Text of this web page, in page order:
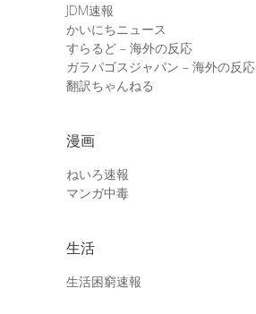
JDM速報
かいにちニュース
すらるど – 海外の反応
ガラパゴスジャパン – 海外の反応
翻訳ちゃんねる
漫画
ねいろ速報
マンガ中毒
生活
生活困窮速報